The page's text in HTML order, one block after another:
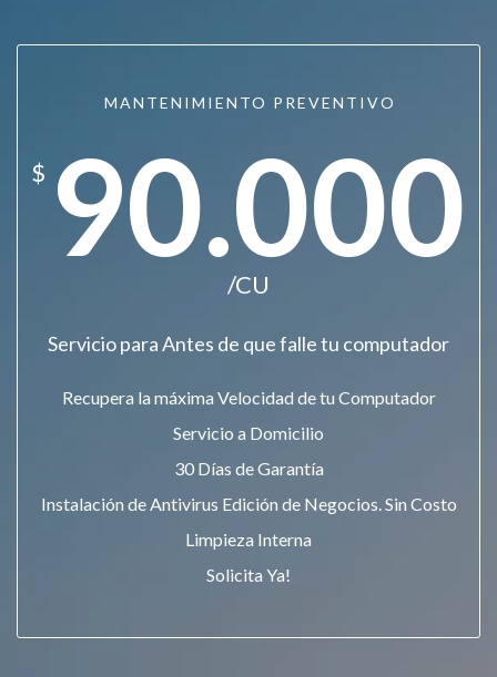
MANTENIMIENTO PREVENTIVO
$ 90.000
/CU
Servicio para Antes de que falle tu computador
Recupera la máxima Velocidad de tu Computador
Servicio a Domicilio
30 Días de Garantía
Instalación de Antivirus Edición de Negocios. Sin Costo
Limpieza Interna
Solicita Ya!